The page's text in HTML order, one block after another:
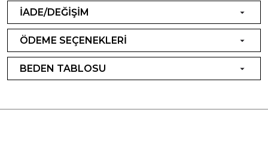
İADE/DEĞİŞİM
ÖDEME SEÇENEKLERİ
BEDEN TABLOSU